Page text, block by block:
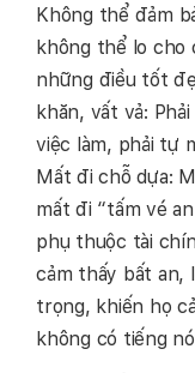
Không thể đảm
không thể lo cho
những điều tốt
khăn, vất vả:
việc làm, phải tự
Mất đi chỗ dựa:
mất đi “tấm vé
phụ thuộc tài
cảm thấy bất an,
trọng, khiến họ
không có tiếng